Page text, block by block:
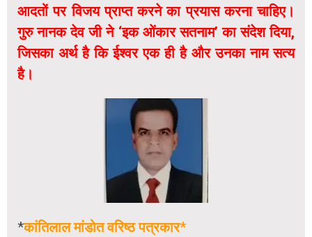
आदतों पर विजय प्राप्त करने का प्रयास करना चाहिए।
गुरु नानक देव जी ने ‘इक ओंकार सतनाम’ का संदेश दिया,
जिसका अर्थ है कि ईश्वर एक ही है और उनका नाम सत्य
है।
*कांतिलाल मांडोत वरिष्ठ पत्रकार*